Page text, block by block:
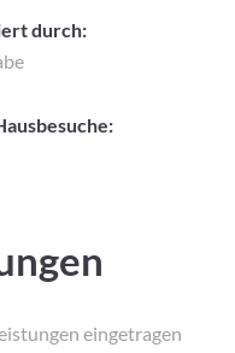
durch:
eingetragen